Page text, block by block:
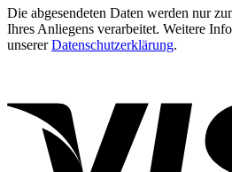
Die abgesendeten Daten werden nur
Ihres Anliegens verarbeitet. Weitere
unsererDatenschutzerklärung.